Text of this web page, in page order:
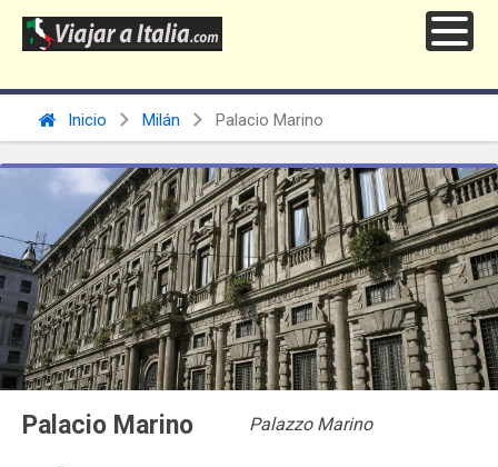
Inicio Milán Palacio Marino
Palacio Marino Palazzo Marino